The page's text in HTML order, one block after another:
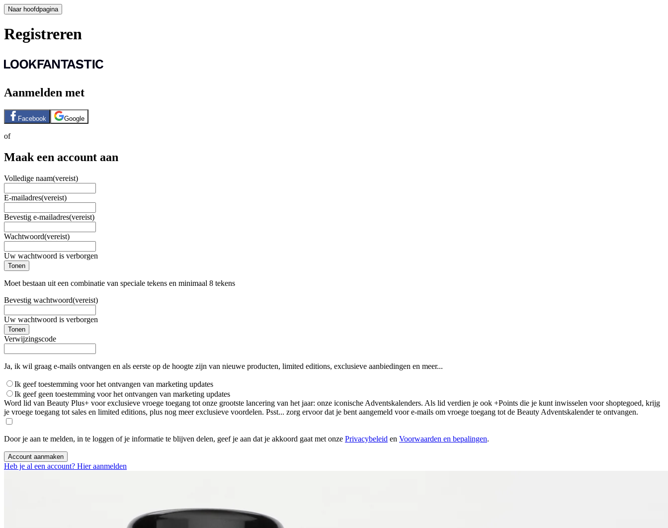
Naar hoofdpagina
Registreren
Aanmelden met
Facebook Google
of
Maak een account aan
Volledige naam(vereist)
E-mailadres(vereist)
Bevestig e-mailadres(vereist)
Wachtwoord(vereist)
Uw wachtwoord is verborgen
Tonen
Moet bestaan uit een combinatie van speciale tekens en minimaal 8 tekens
Bevestig wachtwoord(vereist)
Uw wachtwoord is verborgen
Tonen
Verwijzingscode
Ja, ik wil graag e-mails ontvangen en als eerste op de hoogte zijn van nieuwe producten, limited editions, exclusieve aanbiedingen en meer...
Ik geef toestemming voor het ontvangen van marketing updates
Ik geef geen toestemming voor het ontvangen van marketing updates
Word lid van Beauty Plus+ voor exclusieve vroege toegang tot onze grootste lancering van het jaar: onze iconische Adventskalenders. Als lid verdien je ook +Points die je kunt inwisselen voor shoptegoed, krijg
je vroege toegang tot sales en limited editions, plus nog meer exclusieve voordelen. Psst... zorg ervoor dat je bent aangemeld voor e-mails om vroege toegang tot de Beauty Adventskalender te ontvangen.
Door je aan te melden, in te loggen of je informatie te blijven delen, geef je aan dat je akkoord gaat met onze Privacybeleid en Voorwaarden en bepalingen.
Account aanmaken
Heb je al een account? Hier aanmelden